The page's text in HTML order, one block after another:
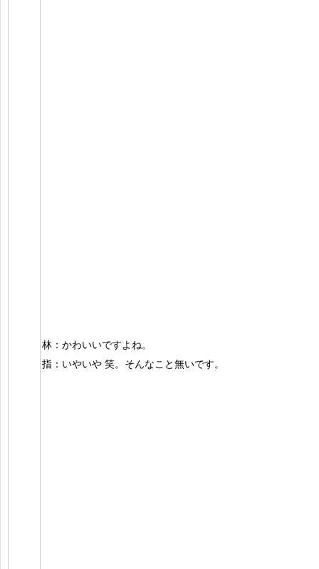
林：かわいいですよね。
指：いやいや 笑。そんなこと無いです。